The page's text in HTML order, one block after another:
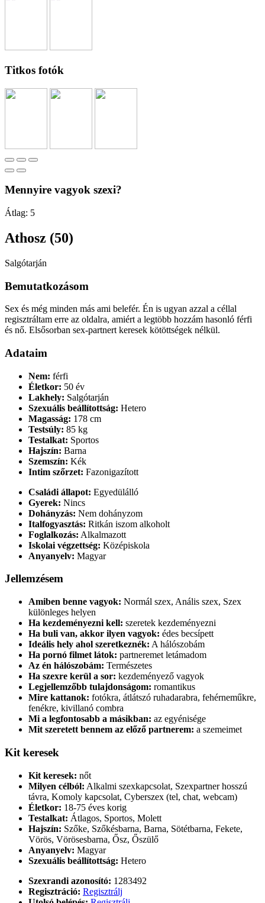
Titkos fotók
Mennyire vagyok szexi?
Átlag: 5
Athosz (50)
Salgótarján
Bemutatkozásom
Sex és még minden más ami belefér. Én is ugyan azzal a céllal
regisztráltam erre az oldalra, amiért a legtöbb hozzám hasonló férfi
és nő. Elsősorban sex-partnert keresek kötöttségek nélkül.
Adataim
Nem: férfi
Életkor: 50 év
Lakhely: Salgótarján
Szexuális beállítottság: Hetero
Magasság: 178 cm
Testsúly: 85 kg
Testalkat: Sportos
Hajszín: Barna
Szemszín: Kék
Intim szőrzet: Fazonigazított
Családi állapot: Egyedülálló
Gyerek: Nincs
Dohányzás: Nem dohányzom
Italfogyasztás: Ritkán iszom alkoholt
Foglalkozás: Alkalmazott
Iskolai végzettség: Középiskola
Anyanyelv: Magyar
Jellemzésem
Amiben benne vagyok: Normál szex, Anális szex, Szex
különleges helyen
Ha kezdeményezni kell: szeretek kezdeményezni
Ha buli van, akkor ilyen vagyok: édes becsípett
Ideális hely ahol szeretkeznék: A hálószobám
Ha pornó filmet látok: partneremet letámadom
Az én hálószobám: Természetes
Ha szexre kerül a sor: kezdeményező vagyok
Legjellemzőbb tulajdonságom: romantikus
Mire kattanok: fotókra, átlátszó ruhadarabra, fehérneműkre,
fenékre, kivillanó combra
Mi a legfontosabb a másikban: az egyénisége
Mit szeretett bennem az előző partnerem: a szemeimet
Kit keresek
Kit keresek: nőt
Milyen célból: Alkalmi szexkapcsolat, Szexpartner hosszú
távra, Komoly kapcsolat, Cyberszex (tel, chat, webcam)
Életkor: 18-75 éves korig
Testalkat: Átlagos, Sportos, Molett
Hajszín: Szőke, Szőkésbarna, Barna, Sötétbarna, Fekete,
Vörös, Vörösesbarna, Ősz, Őszülő
Anyanyelv: Magyar
Szexuális beállítottság: Hetero
Szexrandi azonosító: 1283492
Regisztráció: Regisztrálj